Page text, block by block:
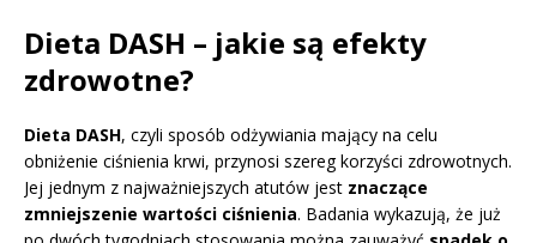
Dieta DASH – jakie są efekty
zdrowotne?
Dieta DASH, czyli sposób odżywiania mający na celu
obniżenie ciśnienia krwi, przynosi szereg korzyści zdrowotnych.
Jej jednym z najważniejszych atutów jest znaczące
zmniejszenie wartości ciśnienia. Badania wykazują, że już